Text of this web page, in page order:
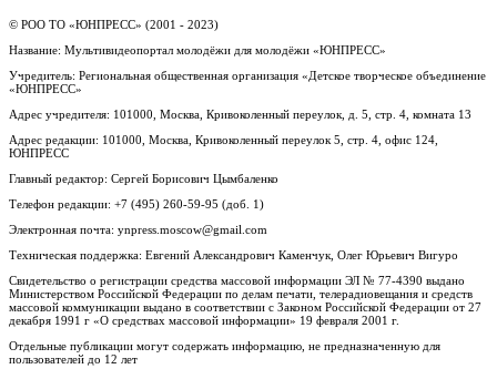
© РОО ТО «ЮНПРЕСС» (2001 - 2023)
Название: Мультивидеопортал молодёжи для молодёжи «ЮНПРЕСС»
Учредитель: Региональная общественная организация «Детское творческое объединение
«ЮНПРЕСС»
Адрес учредителя: 101000, Москва, Кривоколенный переулок, д. 5, стр. 4, комната 13
Адрес редакции: 101000, Москва, Кривоколенный переулок 5, стр. 4, офис 124,
ЮНПРЕСС
Главный редактор: Сергей Борисович Цымбаленко
Телефон редакции: +7 (495) 260-59-95 (доб. 1)
Электронная почта: ynpress.moscow@gmail.com
Техническая поддержка: Евгений Александрович Каменчук, Олег Юрьевич Вигуро
Свидетельство о регистрации средства массовой информации ЭЛ № 77-4390 выдано
Министерством Российской Федерации по делам печати, телерадиовещания и средств
массовой коммуникации выдано в соответствии с Законом Российской Федерации от 27
декабря 1991 г «О средствах массовой информации» 19 февраля 2001 г.
Отдельные публикации могут содержать информацию, не предназначенную для
пользователей до 12 лет